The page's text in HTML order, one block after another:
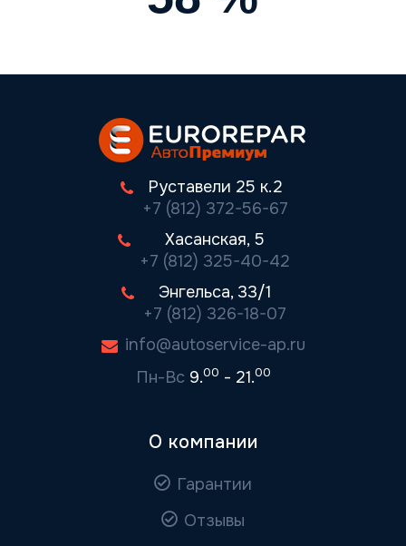
Руставели 25 к.2
+7 (812) 372-56-67
Хасанская, 5
+7 (812) 325-40-42
Энгельса, 33/1
+7 (812) 326-18-07
info@autoservice-ap.ru
Пн-Вс 9.00 - 21.00
О компании
Гарантии
Отзывы